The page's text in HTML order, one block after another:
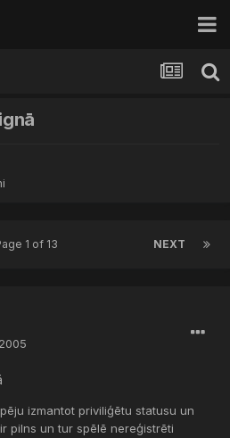
NEXT
1 of 13
izmantot priviliģētu statusu un
pilns un tur spēlē nereģistrēti